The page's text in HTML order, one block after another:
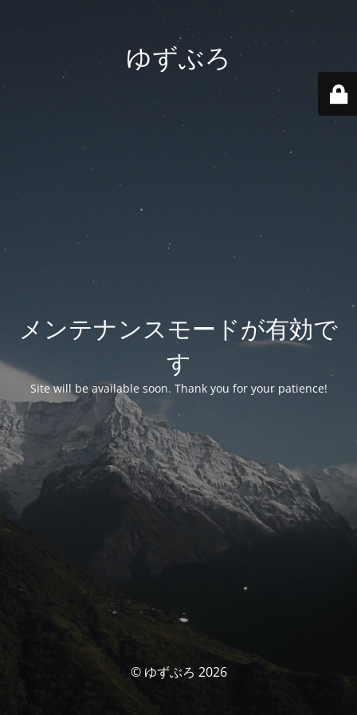
ゆずぶろ
メンテナンスモードが有効で
す
Site will be available soon. Thank you for your patience!
© ゆずぶろ 2026